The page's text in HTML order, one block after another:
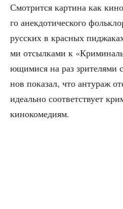
Смот­рит­ся кар­ти­на как
го анек­до­ти­че­ско­го
рус­ских в крас­ных
ми отсыл­ка­ми к
ю­щи­ми­ся на раз зри­те­ля­ми
нов пока­зал, что анту­раж
иде­аль­но соот­вет­ству­ет
кинокомедиям.